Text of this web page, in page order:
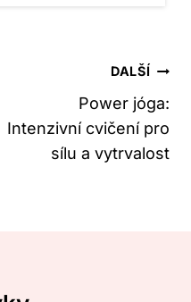
DALŠÍ
Power jóga:
Intenzivní cvičení pro
sílu a vytrvalost